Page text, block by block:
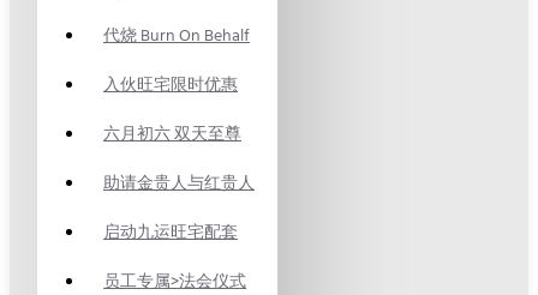
代烧 Burn On Behalf
入伙旺宅限时优惠
六月初六 双天至尊
助请金贵人与红贵人
启动九运旺宅配套
员工专属>法会仪式